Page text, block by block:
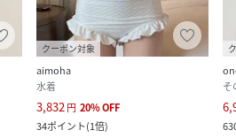
クーポン対象
aimoha
水着
3,832円 20%OFF
34ポイント(1倍)
そ